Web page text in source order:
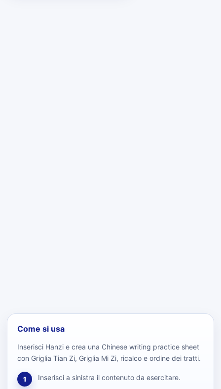
Come si usa
Inserisci Hanzi e crea una Chinese writing practice sheet
con Griglia Tian Zi, Griglia Mi Zi, ricalco e ordine dei tratti.
1 Inserisci a sinistra il contenuto da esercitare.